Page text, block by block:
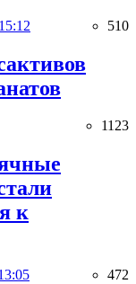
510
1123
к
472